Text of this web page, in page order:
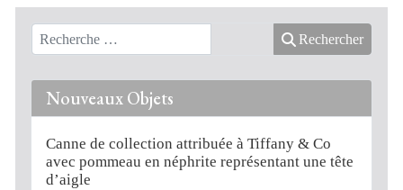
Rechercher
Nouveaux Objets
Canne de collection attribuée à Tiffany & Co
avec pommeau en néphrite représentant une tête
d’aigle